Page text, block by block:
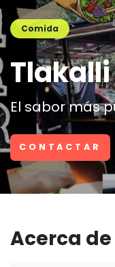
Comida
El sabor más
CONTACTAR
Acerca de